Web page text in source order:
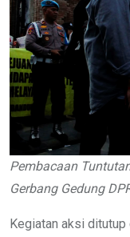
Pembacaan
Gerbang Gedung
Kegiatan aksi ditutup